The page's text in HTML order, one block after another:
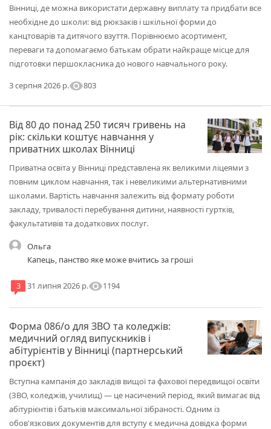
Вінниці, де можна використати державну виплату та придбати все
необхідне до школи: від рюкзаків і шкільної форми до
канцтоварів та дитячого взуття. Порівнюємо асортимент,
переваги та допомагаємо батькам обрати найкраще місце для
підготовки першокласника до нового навчального року.
3 серпня 2026 р.visibility803
Від 80 до понад 250 тисяч гривень на
рік: скільки коштує навчання у
приватних школах Вінниці
Приватна освіта у Вінниці представлена як великими ліцеями з
повним циклом навчання, так і невеликими альтернативними
школами. Вартість навчання залежить від формату роботи
закладу, тривалості перебування дитини, наявності гуртків,
факультативів та додаткових послуг.
Ольга
Капець, панство яке може вчитись за гроші
3 31 липня 2026 р.visibility1194
Форма 086/о для ЗВО та коледжів:
медичний огляд випускників і
абітурієнтів у Вінниці (партнерський
проєкт)
Вступна кампанія до закладів вищої та фахової передвищої освіти
(ЗВО, коледжів, училищ) — це насичений період, який вимагає від
абітурієнтів і батьків максимальної зібраності. Одним із
обов'язкових документів для вступу є медична довідка форми